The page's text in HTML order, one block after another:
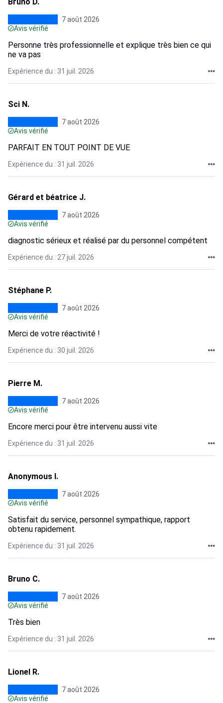
7 août 2026
Avis vérifié
Personne très professionnelle et explique très bien ce qui
ne va pas
Expérience du : 31 juil. 2026
Sci N.
7 août 2026
Avis vérifié
PARFAIT EN TOUT POINT DE VUE
Expérience du : 31 juil. 2026
Gérard et béatrice J.
7 août 2026
Avis vérifié
diagnostic sérieux et réalisé par du personnel compétent
Expérience du : 27 juil. 2026
Stéphane P.
7 août 2026
Avis vérifié
Merci de votre réactivité !
Expérience du : 30 juil. 2026
Pierre M.
7 août 2026
Avis vérifié
Encore merci pour être intervenu aussi vite
Expérience du : 31 juil. 2026
Anonymous I.
7 août 2026
Avis vérifié
Satisfait du service, personnel sympathique, rapport
obtenu rapidement.
Expérience du : 31 juil. 2026
Bruno C.
7 août 2026
Avis vérifié
Très bien
Expérience du : 31 juil. 2026
Lionel R.
7 août 2026
Avis vérifié